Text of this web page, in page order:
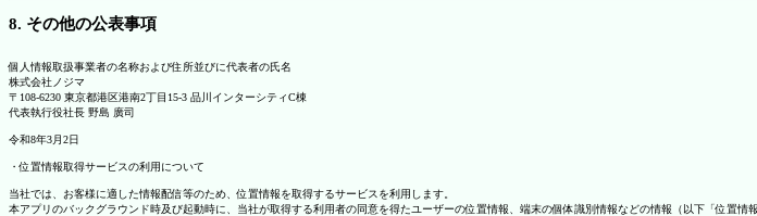
8. その他の公表事項
個人情報取扱事業者の名称および住所並びに代表者の氏名
株式会社ノジマ
〒108-6230 東京都港区港南2丁目15-3 品川インターシティC棟
代表執行役社長 野島 廣司
令和8年3月2日
・位置情報取得サービスの利用について
当社では、お客様に適した情報配信等のため、位置情報を取得するサービスを利用します。
本アプリのバックグラウンド時及び起動時に、当社が取得する利用者の同意を得たユーザーの位置情報、端末の個体識別情報などの情報（以下「位置